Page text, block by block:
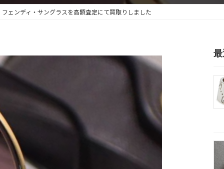
新
日
ェンディ・サングラスを高額査定にて買取りしました